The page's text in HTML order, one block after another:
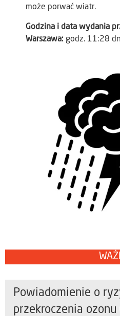
może porwać wiatr.
Godzina i data wydania
Warszawa: godz. 11:28
Powiadomienie o
przekroczenia